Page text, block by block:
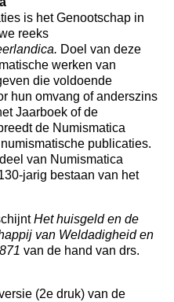
is het Genootschap in
reeks
Doel van deze
werken van
die voldoende
hun omvang of anderszins
Jaarboek of de
de Numismatica
publicaties.
van Numismatica
jarig bestaan van het
Het huisgeld en de
van Weldadigheid en
van de hand van drs.
(2e druk) van de